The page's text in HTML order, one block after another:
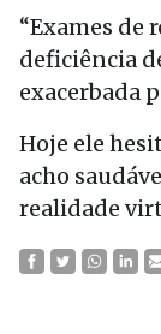
“Exames
deficiência
exacerbada
Hoje ele
acho
realidade